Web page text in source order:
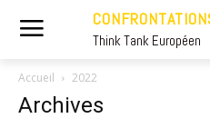
Think Tank Européen
Accueil 2022
Archives